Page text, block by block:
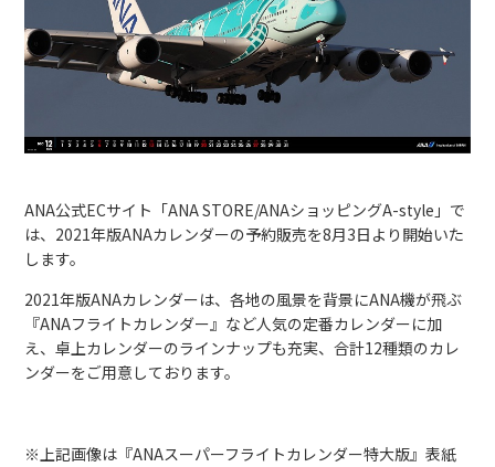
ANA公式ECサイト「ANA STORE/ANAショッピングA-style」で
は、2021年版ANAカレンダーの予約販売を8月3日より開始いた
します。
2021年版ANAカレンダーは、各地の風景を背景にANA機が飛ぶ
『ANAフライトカレンダー』など人気の定番カレンダーに加
え、卓上カレンダーのラインナップも充実、合計12種類のカレ
ンダーをご用意しております。
※上記画像は『ANAスーパーフライトカレンダー特大版』表紙